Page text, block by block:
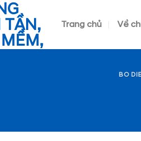
Trang chủ Về
BO